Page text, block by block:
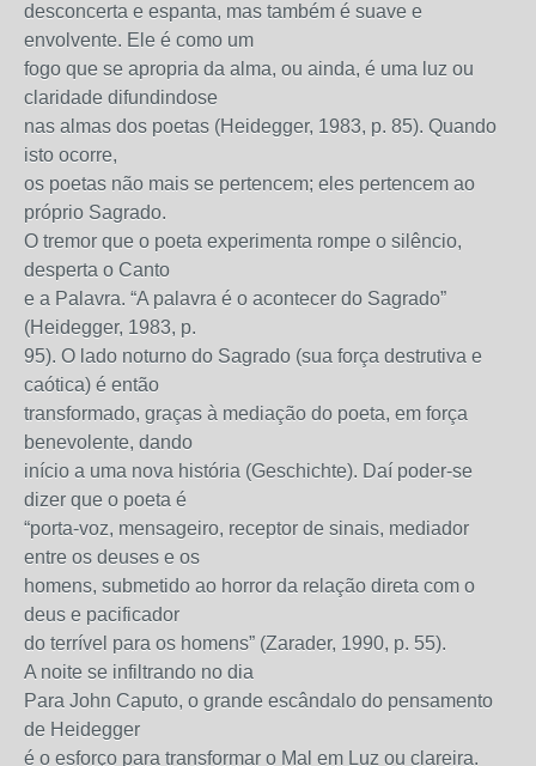
desconcerta e espanta, mas também é suave e
envolvente. Ele é como um
fogo que se apropria da alma, ou ainda, é uma luz ou
claridade difundindose
nas almas dos poetas (Heidegger, 1983, p. 85). Quando
isto ocorre,
os poetas não mais se pertencem; eles pertencem ao
próprio Sagrado.
O tremor que o poeta experimenta rompe o silêncio,
desperta o Canto
e a Palavra. “A palavra é o acontecer do Sagrado”
(Heidegger, 1983, p.
95). O lado noturno do Sagrado (sua força destrutiva e
caótica) é então
transformado, graças à mediação do poeta, em força
benevolente, dando
início a uma nova história (Geschichte). Daí poder-se
dizer que o poeta é
“porta-voz, mensageiro, receptor de sinais, mediador
entre os deuses e os
homens, submetido ao horror da relação direta com o
deus e pacificador
do terrível para os homens” (Zarader, 1990, p. 55).
A noite se infiltrando no dia
Para John Caputo, o grande escândalo do pensamento
de Heidegger
é o esforço para transformar o Mal em Luz ou clareira.